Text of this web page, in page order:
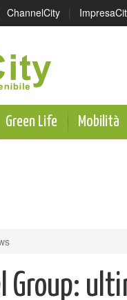
ChannelCity |
Green Life Mobilità
Group: